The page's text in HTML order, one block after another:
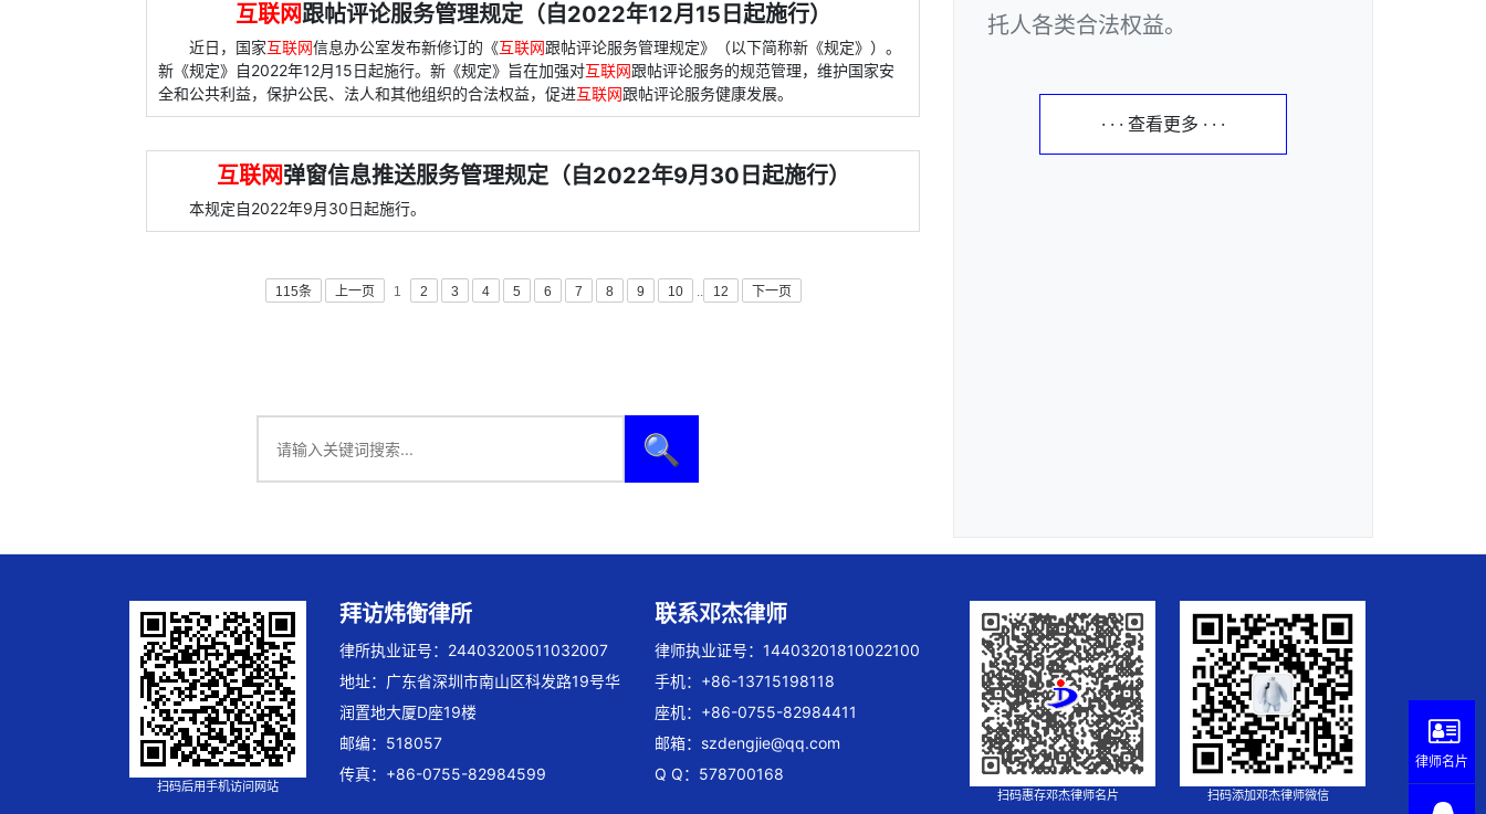
互联网跟帖评论服务管理规定（自2022年12月15日起施行）
近日，国家互联网信息办公室发布新修订的《互联网跟帖评论服务管理规定》（以下简称新《规定》）。
新《规定》自2022年12月15日起施行。新《规定》旨在加强对互联网跟帖评论服务的规范管理，维护国家安
全和公共利益，保护公民、法人和其他组织的合法权益，促进互联网跟帖评论服务健康发展。
互联网弹窗信息推送服务管理规定（自2022年9月30日起施行）
本规定自2022年9月30日起施行。
115条 上一页 1 2 3 4 5 6 7 8 9 10 .. 12 下一页
🔍
托人各类合法权益。
· · · 查看更多 · · ·
扫码后用手机访问网站
拜访炜衡律所
律所执业证号：24403200511032007
地址：广东省深圳市南山区科发路19号华
润置地大厦D座19楼
邮编：518057
传真：+86-0755-82984599
联系邓杰律师
律师执业证号：14403201810022100
手机：+86-13715198118
座机：+86-0755-82984411
邮箱： szdengjie@qq.com
Q Q：578700168
扫码惠存邓杰律师名片 扫码添加邓杰律师微信
律师名片